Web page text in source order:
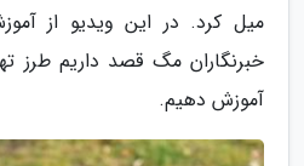
میل کرد. در این ویدیو از
خبرنگاران مگ قصد داریم طرز
آموزش دهیم.